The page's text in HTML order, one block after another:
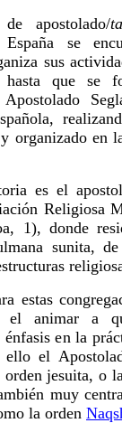
apostolado/
se
sus
hasta que se
organizado en
es el
Religiosa
1), donde
sunita,
estas
el animar a
en la
ello el
jesuita, o
muy
la orden